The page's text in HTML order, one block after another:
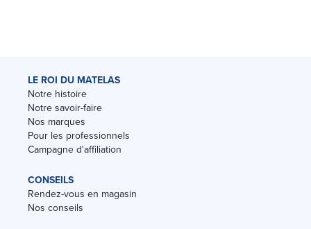
LE ROI DU MATELAS
Notre histoire
Notre savoir-faire
Nos marques
Pour les professionnels
Campagne d'affiliation
CONSEILS
Rendez-vous en magasin
Nos conseils